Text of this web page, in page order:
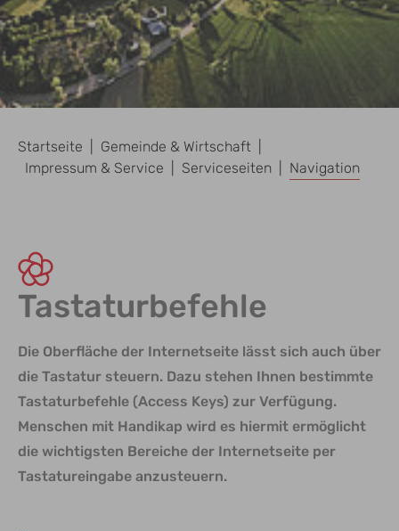
Startseite
Gemeinde & Wirtschaft
Impressum & Service
Serviceseiten Navigation
Tastaturbefehle
Die Oberfläche der Internetseite lässt sich auch über
die Tastatur steuern. Dazu stehen Ihnen bestimmte
Tastaturbefehle (Access Keys) zur Verfügung.
Menschen mit Handikap wird es hiermit ermöglicht
die wichtigsten Bereiche der Internetseite per
Tastatureingabe anzusteuern.